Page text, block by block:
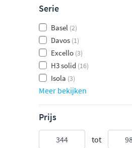
Serie
Basel (2)
Davos (1)
Excello (3)
H3 solid (16)
Isola (3)
Meer bekijken
Prijs
tot